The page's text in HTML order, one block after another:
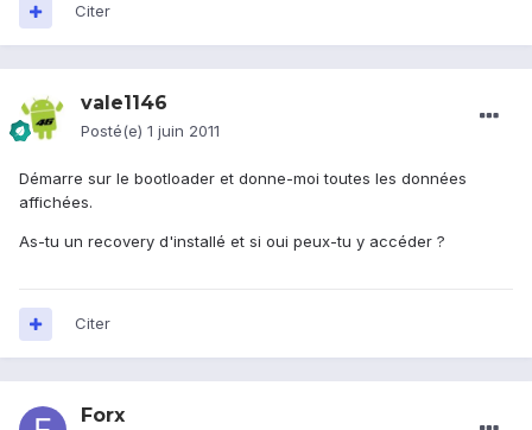
Citer
vale1146
Posté(e) 1 juin 2011
Démarre sur le bootloader et donne-moi toutes les données
affichées.
As-tu un recovery d'installé et si oui peux-tu y accéder ?
Citer
Forx